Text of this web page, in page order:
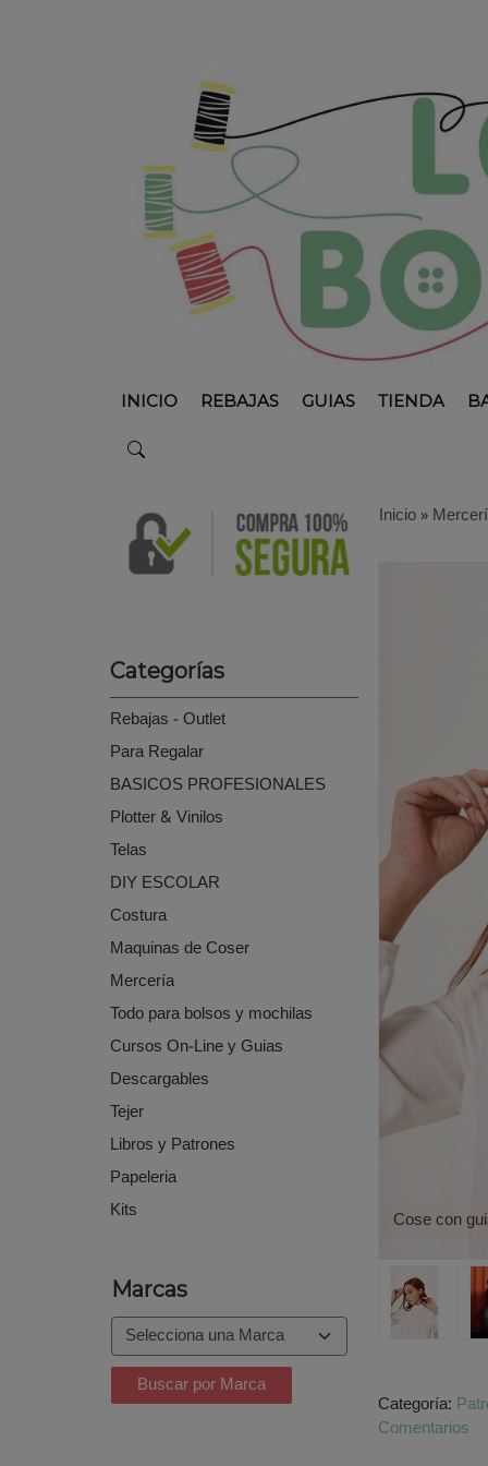
INICIO REBAJAS GUIAS TIENDA
Categorías
Rebajas - Outlet
Para Regalar
BASICOS PROFESIONALES
Plotter & Vinilos
Telas
DIY ESCOLAR
Costura
Maquinas de Coser
Mercería
Todo para bolsos y mochilas
Cursos On-Line y Guias
Descargables
Tejer
Libros y Patrones
Papeleria
Kits
Marcas
Inicio»
Cose con
Categoría:
Comentarios